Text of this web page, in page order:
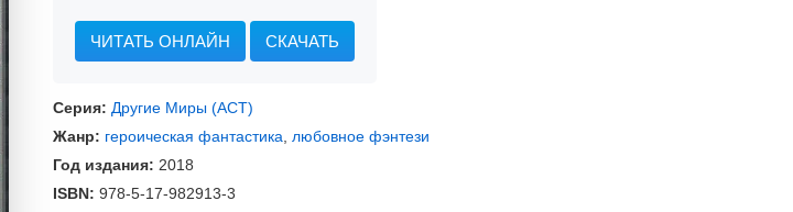
ЧИТАТЬ ОНЛАЙН СКАЧАТЬ
Серия: Другие Миры (АСТ)
Жанр: героическая фантастика
любовное фэнтези
Год издания: 2018
ISBN: 978-5-17-982913-3